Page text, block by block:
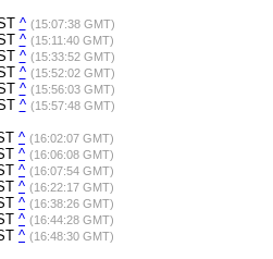
^ (15:07:38 GMT)
^ (15:11:40 GMT)
^ (15:33:52 GMT)
^ (15:52:02 GMT)
^ (15:56:03 GMT)
^ (15:57:48 GMT)
^ (16:02:07 GMT)
^ (16:06:08 GMT)
^ (16:07:54 GMT)
^ (16:22:17 GMT)
^ (16:38:26 GMT)
^ (16:44:28 GMT)
^ (16:48:30 GMT)